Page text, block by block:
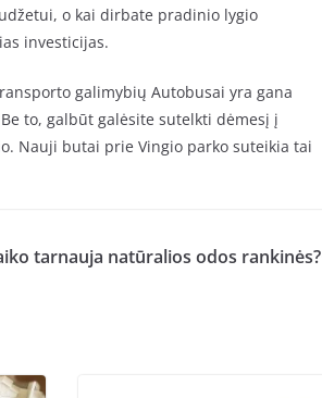
o kai dirbate pradinio lygio
investicijas.
galimybių Autobusai yra gana
to, galbūt galėsite sutelkti dėmesį į
Nauji butai prie Vingio parko suteikia tai
tarnauja natūralios odos rankinės?